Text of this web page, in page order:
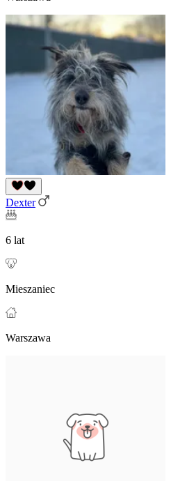
Dexter
6 lat
Mieszaniec
Warszawa